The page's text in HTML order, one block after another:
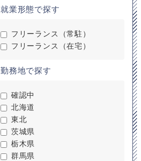
就業形態で探す
フリーランス（常駐）
フリーランス（在宅）
勤務地で探す
確認中
北海道
東北
茨城県
栃木県
群馬県